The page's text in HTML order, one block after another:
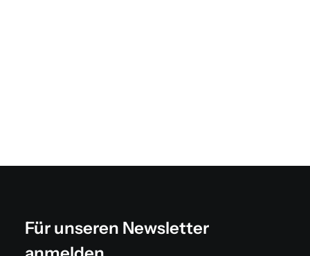
Für unseren Newsletter